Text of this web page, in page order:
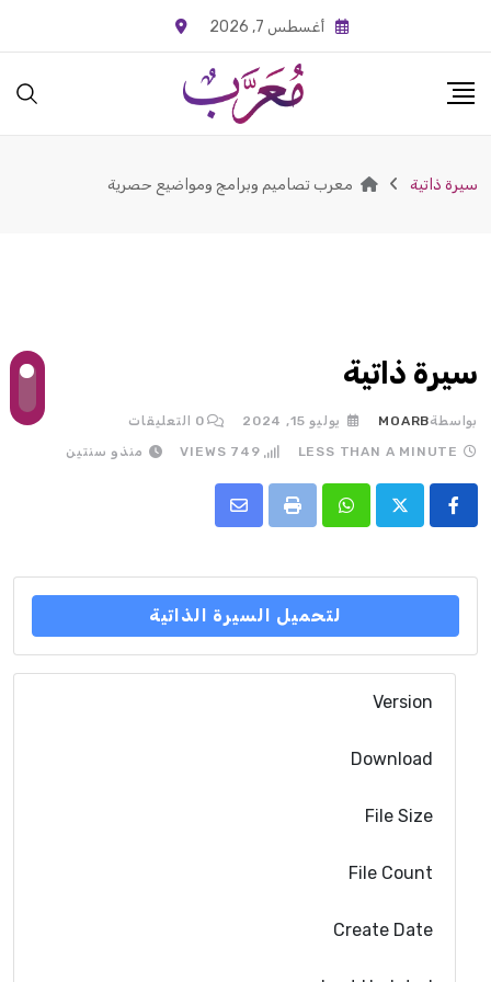
أغسطس 7, 2026
سيرة ذاتية معرب تصاميم وبرامج ومواضيع حصرية
سيرة ذاتية
بواسطةMOARB يوليو 15, 2024 0التعليقات
LESS THAN A MINUTE
749
VIEWS منذو سنتين
Whatsapp
Print
Share
Email
لتحميل السيرة الذاتية
Version
Download
File Size
File Count
Create Date